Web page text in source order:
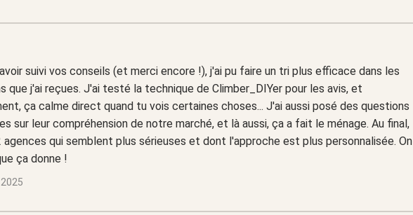
suivi vos conseils (et merci encore !), j'ai pu faire un tri plus efficace dans les
que j'ai reçues. J'ai testé la technique de Climber_DIYer pour les avis, et
ça calme direct quand tu vois certaines choses... J'ai aussi posé des questions
sur leur compréhension de notre marché, et là aussi, ça a fait le ménage. Au final,
agences qui semblent plus sérieuses et dont l'approche est plus personnalisée. On
ça donne !